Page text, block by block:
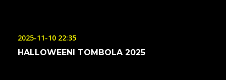
2025-11-10 22:35
HALLOWEENI TOMBOLA 2025